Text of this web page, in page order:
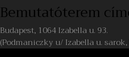
Bemutatóterem
Budapest, 1064 Izabella u. 93.
(Podmaniczky u/ Izabella u.